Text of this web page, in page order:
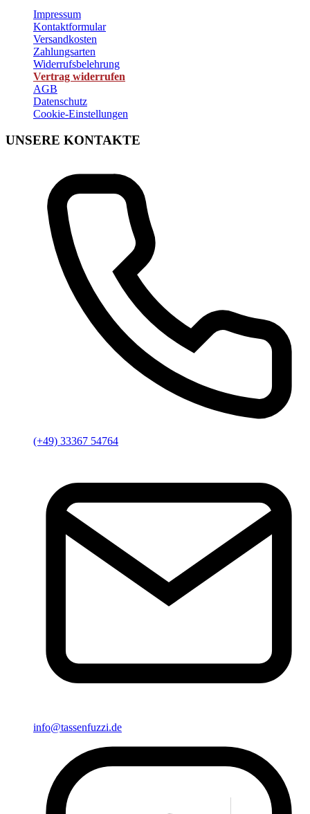
Impressum
Kontaktformular
Versandkosten
Zahlungsarten
Widerrufsbelehrung
Vertrag widerrufen
AGB
Datenschutz
Cookie-Einstellungen
UNSERE KONTAKTE
(+49) 33367 54764
info@tassenfuzzi.de